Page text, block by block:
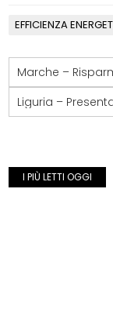
EFFICIENZA
I PIÙ LETTI OGGI